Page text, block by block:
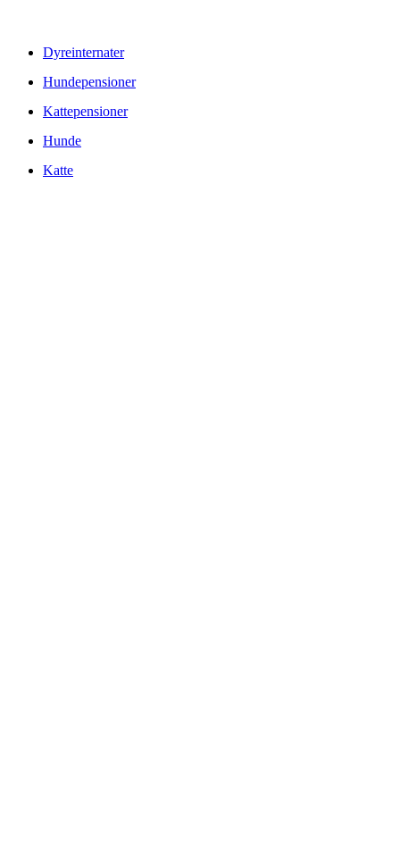
Dyreinternater
Hundepensioner
Kattepensioner
Hunde
Katte